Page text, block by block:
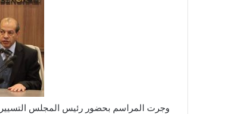
وجرت المراسم بحضور رئيس المجلس